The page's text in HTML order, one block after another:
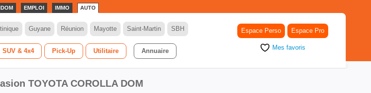
EMPLOI IMMO AUTO
Guyane Réunion Mayotte Saint-Martin SBH
SUV & 4x4 Pick-Up Utilitaire Annuaire
Espace Perso Espace Pro
Mes favoris
TOYOTA COROLLA DOM